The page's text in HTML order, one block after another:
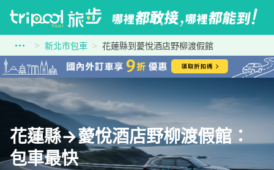
新北市包車 花蓮縣到薆悅酒店野柳渡假館
花蓮縣→薆悅酒店野柳渡假館：
包車最快